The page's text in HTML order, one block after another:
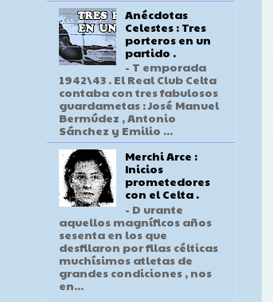
Anécdotas
Celestes : Tres
porteros en un
partido .
- T emporada
1942\43 . El Real Club Celta
contaba con tres fabulosos
guardametas : José Manuel
Bermúdez , Antonio
Sánchez y Emilio ...
Merchi Arce :
Inicios
prometedores
con el Celta .
- D urante
aquellos magníficos años
sesenta en los que
desfilaron por filas célticas
muchísimos atletas de
grandes condiciones , nos
en...